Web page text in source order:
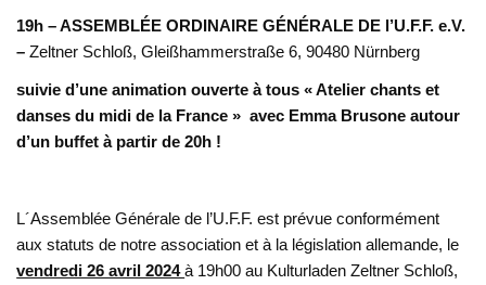
19h – ASSEMBLÉE ORDINAIRE GÉNÉRALE DE l’U.F.F. e.V.
– Zeltner Schloß, Gleißhammerstraße 6, 90480 Nürnberg
suivie d’une animation ouverte à tous « Atelier chants et
danses du midi de la France » avec Emma Brusone autour
d’un buffetà partir de 20h !
L´Assemblée Générale de l’U.F.F. est prévue conformément
aux statuts de notre association et à la législation allemande, le
vendredi 26 avril 2024à 19h00 au Kulturladen Zeltner Schloß,